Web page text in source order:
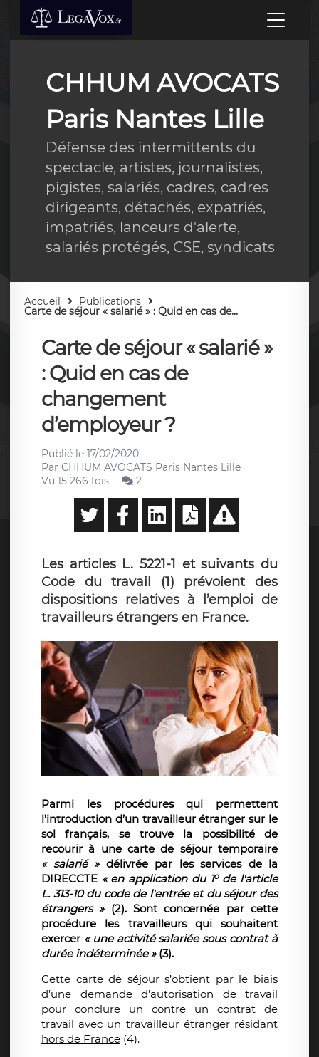
CHHUM AVOCATS
Paris Nantes Lille
Défense des intermittents du
spectacle, artistes, journalistes,
pigistes, salariés, cadres, cadres
dirigeants, détachés, expatriés,
impatriés, lanceurs d'alerte,
salariés protégés, CSE, syndicats
Accueil Publications
Carte de séjour « salarié » : Quid en cas de...
Carte de séjour « salarié »
: Quid en cas de
changement
d’employeur ?
Publié le 17/02/2020
Par CHHUM AVOCATS Paris Nantes Lille
Vu 15 266 fois
2
Les articles L. 5221-1 et suivants du
Code du travail (1) prévoient des
dispositions relatives à l’emploi de
travailleurs étrangers en France.
Parmi les procédures qui permettent
l’introduction d’un travailleur étranger sur le
sol français, se trouve la possibilité de
recourir à une carte de séjour temporaire
« salarié »délivrée par les services de la
DIRECCTE « en application du 1ode l'article
L. 313-10 du code de l'entrée et du séjour des
étrangers »(2). Sont concernée par cette
procédure les travailleurs qui souhaitent
exercer « une activité salariée sous contrat à
durée indéterminée»(3).
Cette carte de séjour s’obtient par le biais
d’une demande d’autorisation de travail
pour conclure un contre un contrat de
travail avec un travailleur étranger résidant
hors de France (4).